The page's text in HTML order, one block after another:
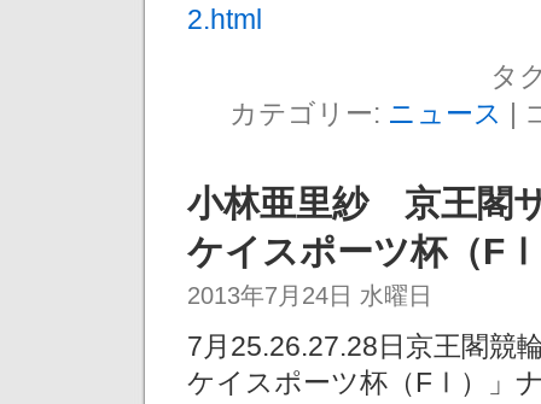
2.html
タ
カテゴリー: ニュース |
小林亜里紗 京王閣
ケイスポーツ杯（
2013年7月24日 水曜日
7月25.26.27.28日京王閣競
ケイスポーツ杯（FⅠ）」